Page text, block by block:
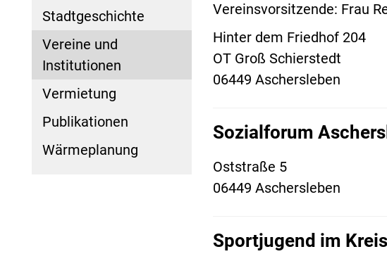
Stadtgeschichte
Vereine und
Institutionen
Vermietung
Publikationen
Wärmeplanung
Vereinsvorsitzende: Frau
Hinter dem Friedhof 204
OT Groß Schierstedt
06449 Aschersleben
Sozialforum
Oststraße 5
06449 Aschersleben
Sportjugend im